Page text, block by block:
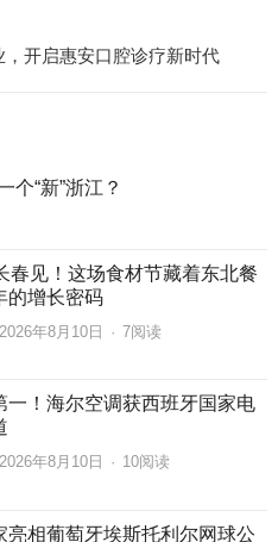
开启惠安口腔诊疗新时代
个“新”浙江？
春见！这场食材节藏着东北餐
的增长密码
2026年8月10日 · 7阅读
一！海尔空调获西班牙国家电
2026年8月10日 · 10阅读
亮相葡萄牙埃斯托利尔网球公